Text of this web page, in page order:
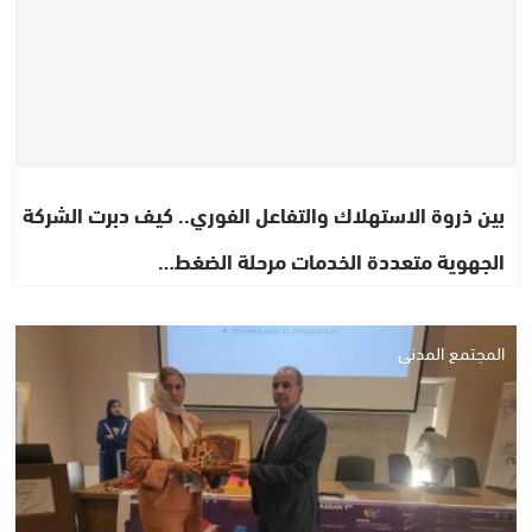
بين ذروة الاستهلاك والتفاعل الفوري.. كيف دبرت الشركة
الجهوية متعددة الخدمات مرحلة الضغط…
المجتمع المدني